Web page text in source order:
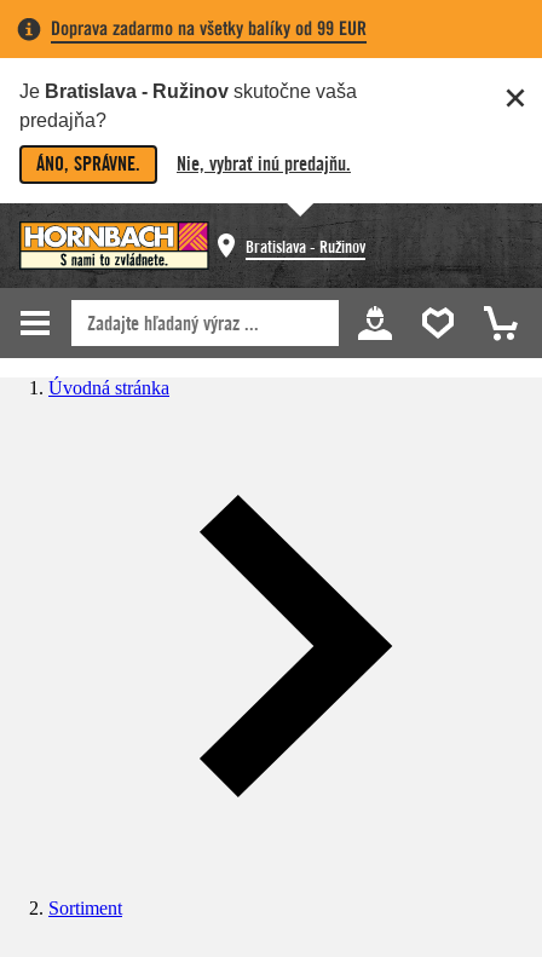
Doprava zadarmo na všetky balíky od 99 EUR
Je Bratislava - Ružinov skutočne vaša
predajňa?
ÁNO, SPRÁVNE. Nie, vybrať inú predajňu.
Bratislava - Ružinov
Úvodná stránka
Sortiment